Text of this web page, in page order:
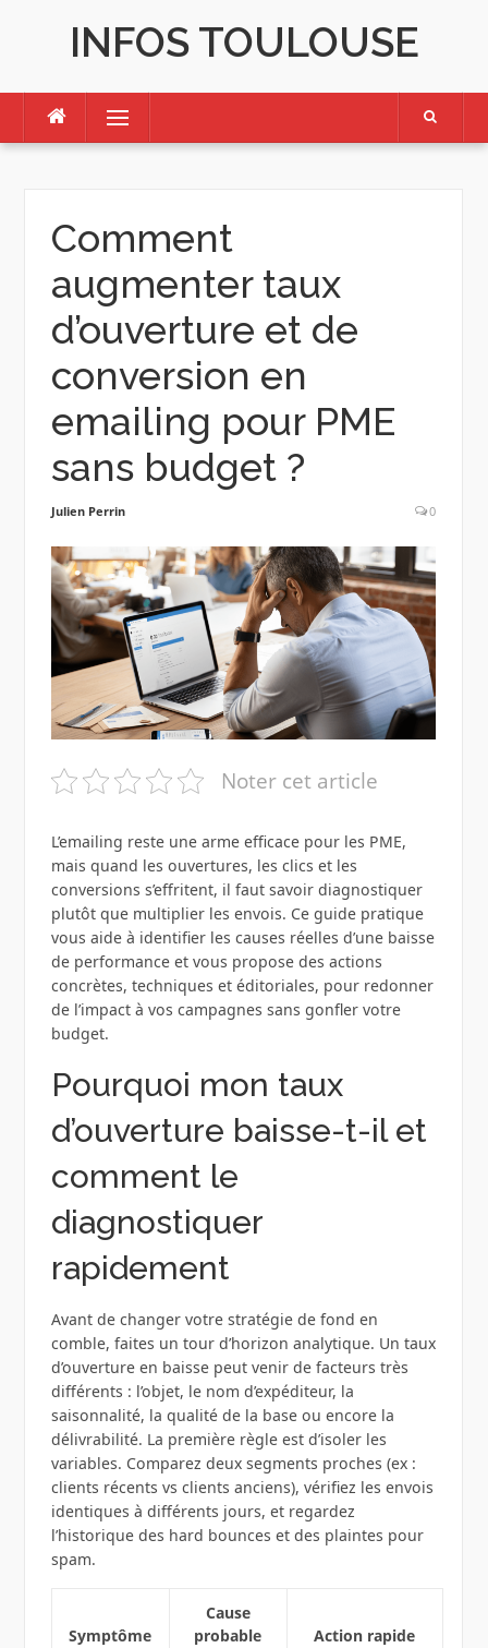
INFOS TOULOUSE
Menu
Comment
augmenter taux
d’ouverture et de
conversion en
emailing pour PME
sans budget ?
Julien Perrin 0
Noter cet article
L’emailing reste une arme efficace pour les PME,
mais quand les ouvertures, les clics et les
conversions s’effritent, il faut savoir diagnostiquer
plutôt que multiplier les envois. Ce guide pratique
vous aide à identifier les causes réelles d’une baisse
de performance et vous propose des actions
concrètes, techniques et éditoriales, pour redonner
de l’impact à vos campagnes sans gonfler votre
budget.
Pourquoi mon taux
d’ouverture baisse-t-il et
comment le
diagnostiquer
rapidement
Avant de changer votre stratégie de fond en
comble, faites un tour d’horizon analytique. Un taux
d’ouverture en baisse peut venir de facteurs très
différents : l’objet, le nom d’expéditeur, la
saisonnalité, la qualité de la base ou encore la
délivrabilité. La première règle est d’isoler les
variables. Comparez deux segments proches (ex :
clients récents vs clients anciens), vérifiez les envois
identiques à différents jours, et regardez
l’historique des hard bounces et des plaintes pour
spam.
Symptôme
Cause
probable
Action rapide